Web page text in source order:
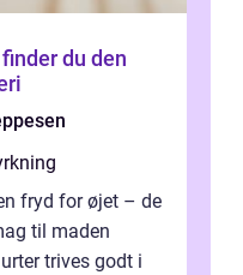
fryd for øjet – de
til maden
trives godt i